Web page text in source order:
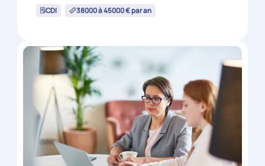
CDI 38000 à 45000 € par an